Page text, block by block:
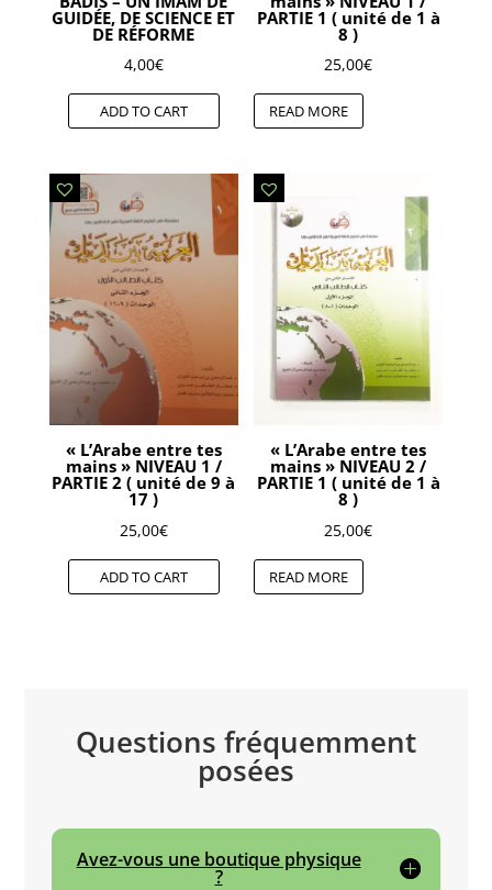
GUIDÉE, DE SCIENCE ET
DE RÉFORME
4,00€
ADD TO CART
PARTIE 1 ( unité de 1 à
8 )
25,00€
READ MORE
« L’Arabe entre tes
mains » NIVEAU 1 /
PARTIE 2 ( unité de 9 à
17 )
25,00€
ADD TO CART
« L’Arabe entre tes
mains » NIVEAU 2 /
PARTIE 1 ( unité de 1 à
8 )
25,00€
READ MORE
Questions fréquemment
posées
Avez-vous une boutique physique
?